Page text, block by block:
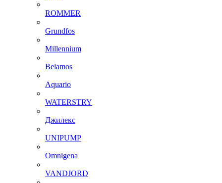
ROMMER
Grundfos
Millennium
Belamos
Aquario
WATERSTRY
Джилекс
UNIPUMP
Omnigena
VANDJORD